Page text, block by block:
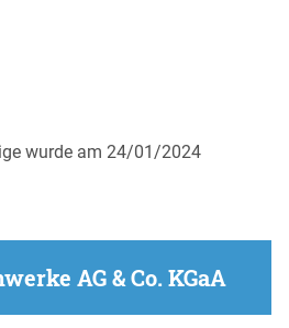
wurde am 24/01/2024
AG & Co. KGaA